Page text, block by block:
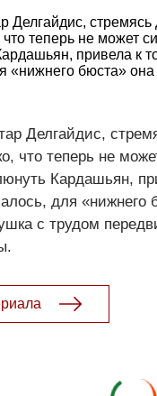
Делгайдис,
теперь не может
привела к
«нижнего бюста»
Делгайдис,
что теперь не
Кардашьян,
для
с трудом